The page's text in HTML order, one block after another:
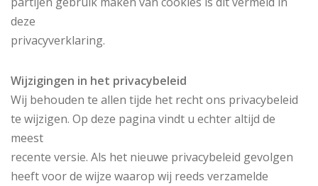
deze
privacyverklaring.
Wijzigingen in het privacybeleid
Wij behouden te allen tijde het recht ons privacybeleid
te wijzigen. Op deze pagina vindt u echter altijd de
meest
recente versie. Als het nieuwe privacybeleid gevolgen
heeft voor de wijze waarop wij reeds verzamelde